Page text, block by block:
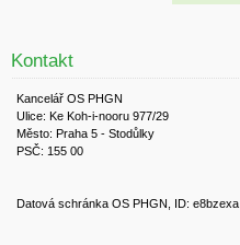
Kontakt
Kancelář OS PHGN
Ulice: Ke Koh-i-nooru 977/29
Město: Praha 5 - Stodůlky
PSČ: 155 00
Datová schránka OS PHGN, ID: e8bzexa